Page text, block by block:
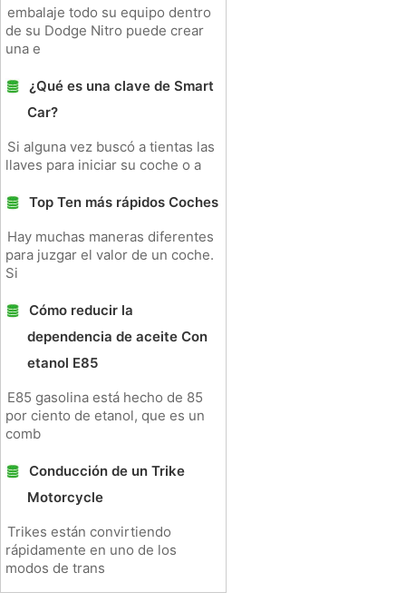
embalaje todo su equipo dentro
de su Dodge Nitro puede crear
una e
¿Qué es una clave de Smart
Car?
Si alguna vez buscó a tientas las
llaves para iniciar su coche o a
Top Ten más rápidos Coches
Hay muchas maneras diferentes
para juzgar el valor de un coche.
Si
Cómo reducir la
dependencia de aceite Con
etanol E85
E85 gasolina está hecho de 85
por ciento de etanol, que es un
comb
Conducción de un Trike
Motorcycle
Trikes están convirtiendo
rápidamente en uno de los
modos de trans